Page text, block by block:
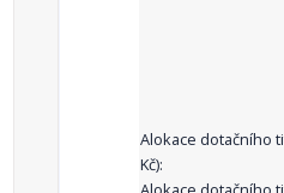
Alokace dotačního
Kč):